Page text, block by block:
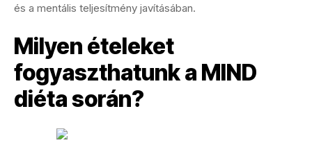
és a mentális teljesítmény javításában.
Milyen ételeket
fogyaszthatunk a MIND
diéta során?